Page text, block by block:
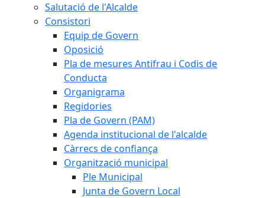
Salutació de l'Alcalde
Consistori
Equip de Govern
Oposició
Pla de mesures Antifrau i Codis de
Conducta
Organigrama
Regidories
Pla de Govern (PAM)
Agenda institucional de l'alcalde
Càrrecs de confiança
Organització municipal
Ple Municipal
Junta de Govern Local